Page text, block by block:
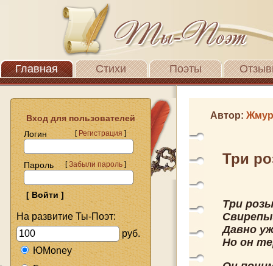
Главная Стихи Поэты
Вход для пользователей
Логин
[Регистрация]
Пароль [Забыли пароль]
На развитие Ты-Поэт:
руб.
ЮMoney
Автор:
Три
Три
Давно
Но он